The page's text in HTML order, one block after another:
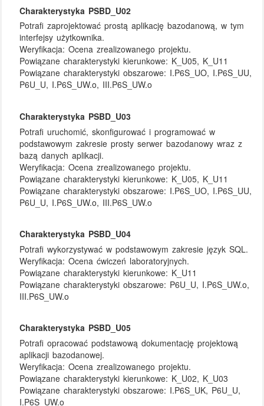
Charakterystyka PSBD_U02
Potrafi zaprojektować prostą aplikację bazodanową, w tym
interfejsy użytkownika.
Weryfikacja:Ocena zrealizowanego projektu.
Powiązane charakterystyki kierunkowe: K_U05, K_U11
Powiązane charakterystyki obszarowe: I.P6S_UO, I.P6S_UU,
P6U_U, I.P6S_UW.o, III.P6S_UW.o
Charakterystyka PSBD_U03
Potrafi uruchomić, skonfigurować i programować w
podstawowym zakresie prosty serwer bazodanowy wraz z
bazą danych aplikacji.
Weryfikacja:Ocena zrealizowanego projektu.
Powiązane charakterystyki kierunkowe: K_U05, K_U11
Powiązane charakterystyki obszarowe: I.P6S_UO, I.P6S_UU,
P6U_U, I.P6S_UW.o, III.P6S_UW.o
Charakterystyka PSBD_U04
Potrafi wykorzystywać w podstawowym zakresie język SQL.
Weryfikacja:Ocena ćwiczeń laboratoryjnych.
Powiązane charakterystyki kierunkowe: K_U11
Powiązane charakterystyki obszarowe: P6U_U, I.P6S_UW.o,
III.P6S_UW.o
Charakterystyka PSBD_U05
Potrafi opracować podstawową dokumentację projektową
aplikacji bazodanowej.
Weryfikacja:Ocena zrealizowanego projektu.
Powiązane charakterystyki kierunkowe: K_U02, K_U03
Powiązane charakterystyki obszarowe: I.P6S_UK, P6U_U,
I.P6S_UW.o